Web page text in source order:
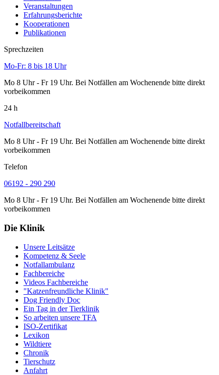
Veranstaltungen
Erfahrungsberichte
Kooperationen
Publikationen
Sprechzeiten
Mo-Fr: 8 bis 18 Uhr
Mo 8 Uhr - Fr 19 Uhr. Bei Notfällen am Wochenende bitte direkt
vorbeikommen
24 h
Notfallbereitschaft
Mo 8 Uhr - Fr 19 Uhr. Bei Notfällen am Wochenende bitte direkt
vorbeikommen
Telefon
06192 - 290 290
Mo 8 Uhr - Fr 19 Uhr. Bei Notfällen am Wochenende bitte direkt
vorbeikommen
Die Klinik
Unsere Leitsätze
Kompetenz & Seele
Notfallambulanz
Fachbereiche
Videos Fachbereiche
"Katzenfreundliche Klinik"
Dog Friendly Doc
Ein Tag in der Tierklinik
So arbeiten unsere TFA
ISO-Zertifikat
Lexikon
Wildtiere
Chronik
Tierschutz
Anfahrt